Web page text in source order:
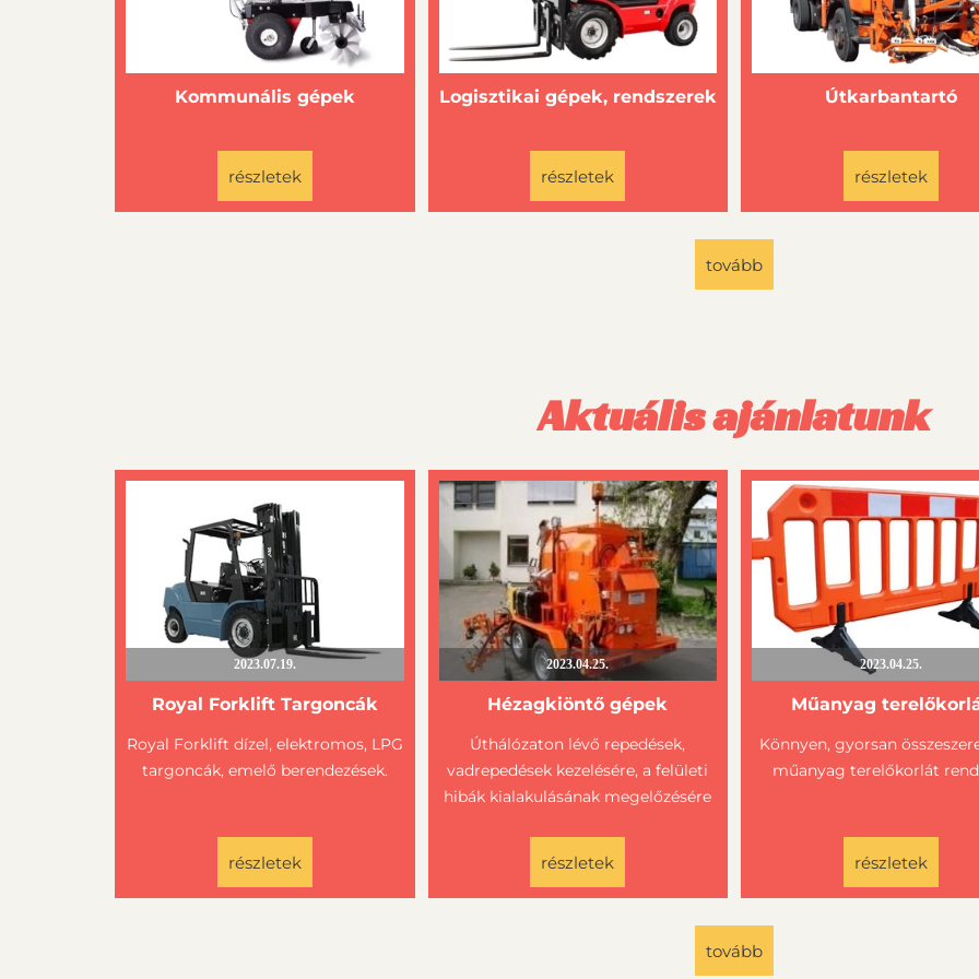
Kommunális gépek
részletek
Logisztikai gépek, rendszerek
részletek
Útkarbantartó
részletek
tovább
Aktuális ajánlatunk
2023.07.19.
Royal Forklift Targoncák
Royal Forklift dízel, elektromos, LPG
targoncák, emelő berendezések.
részletek
2023.04.25.
Hézagkiöntő gépek
Úthálózaton lévő repedések,
vadrepedések kezelésére, a felületi
hibák kialakulásának megelőzésére
részletek
2023.04.25.
Műanyag
Könnyen, gyorsan
műanyag terelőkorlát
részletek
tovább